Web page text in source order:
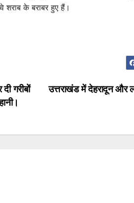
के बराबर हुए हैं।
उत्तराखंड में देहरादून
गरीबों